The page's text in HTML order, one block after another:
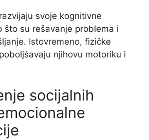
svoje kognitivne
što su rešavanje problema i
Istovremeno, fizičke
njihovu motoriku i
socijalnih